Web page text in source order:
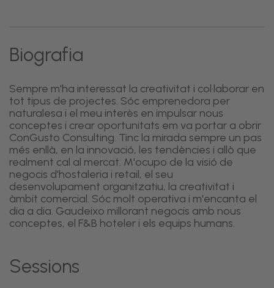
Biografia
Sempre m'ha interessat la creativitat i col·laborar en
tot tipus de projectes. Sóc emprenedora per
naturalesa i el meu interès en impulsar nous
conceptes i crear oportunitats em va portar a obrir
ConGusto Consulting. Tinc la mirada sempre un pas
més enllà, en la innovació, les tendències i allò que
realment cal al mercat. M'ocupo de la visió de
negocis d'hostaleria i retail, el seu
desenvolupament organitzatiu, la creativitat i
àmbit comercial. Sóc molt operativa i m'encanta el
dia a dia. Gaudeixo millorant negocis amb nous
conceptes, el F&B hoteler i els equips humans.
Sessions